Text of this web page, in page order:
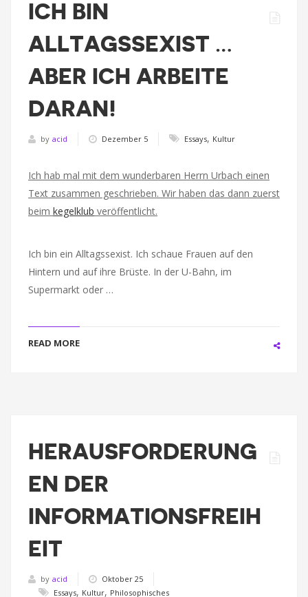
ICH BIN
ALLTAGSSEXIST …
ABER ICH ARBEITE
DARAN!
by acid Dezember 5 Essays, Kultur
Ich hab mal mit dem wunderbaren Herrn Urbach einen
Text zusammen geschrieben. Wir haben das dann zuerst
beim kegelklub veröffentlicht.
Ich bin ein Alltagssexist. Ich schaue Frauen auf den
Hintern und auf ihre Brüste. In der U-Bahn, im
Supermarkt oder …
READ MORE
HERAUSFORDERUNG
EN DER
INFORMATIONSFREIH
EIT
by acid
Oktober 25
Essays, Kultur, Philosophisches